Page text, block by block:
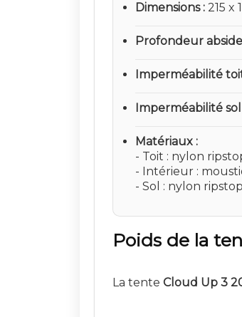
Dimensions 215 x
Profondeur abside
Imperméabilité
Imperméabilité sol
Matériaux
- Toit : nylon
- Intérieur :
- Sol : nylon
Poids de la
La tente Cloud Up 3